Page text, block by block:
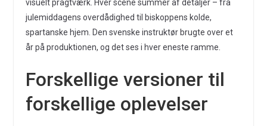
visuelt pragtværk. Hver scene summer af detaljer – fra
julemiddagens overdådighed til biskoppens kolde,
spartanske hjem. Den svenske instruktør brugte over et
år på produktionen, og det ses i hver eneste ramme.
Forskellige versioner til
forskellige oplevelser